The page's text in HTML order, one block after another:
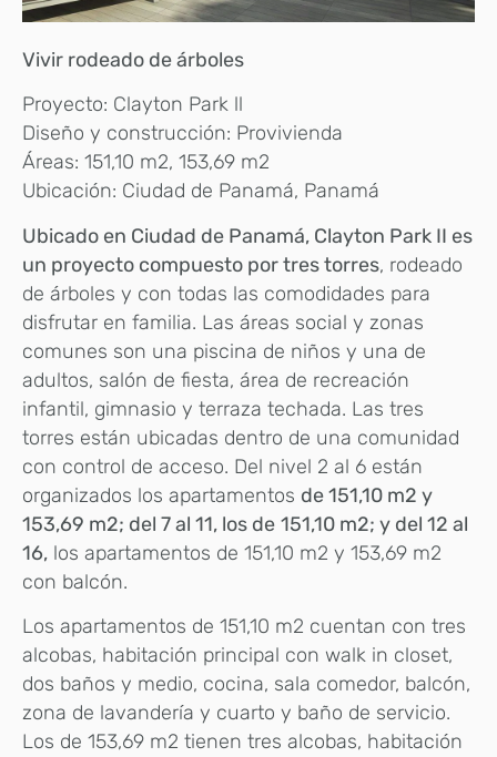
Vivir rodeado de árboles
Proyecto: Clayton Park ll
Diseño y construcción: Provivienda
Áreas: 151,10 m2, 153,69 m2
Ubicación: Ciudad de Panamá, Panamá
Ubicado en Ciudad de Panamá, Clayton Park II es
un proyecto compuesto por tres torres, rodeado
de árboles y con todas las comodidades para
disfrutar en familia. Las áreas social y zonas
comunes son una piscina de niños y una de
adultos, salón de fiesta, área de recreación
infantil, gimnasio y terraza techada. Las tres
torres están ubicadas dentro de una comunidad
con control de acceso. Del nivel 2 al 6 están
organizados los apartamentos de 151,10 m2 y
153,69 m2; del 7 al 11, los de 151,10 m2; y del 12 al
16, los apartamentos de 151,10 m2 y 153,69 m2
con balcón.
Los apartamentos de 151,10 m2 cuentan con tres
alcobas, habitación principal con walk in closet,
dos baños y medio, cocina, sala comedor, balcón,
zona de lavandería y cuarto y baño de servicio.
Los de 153,69 m2 tienen tres alcobas, habitación